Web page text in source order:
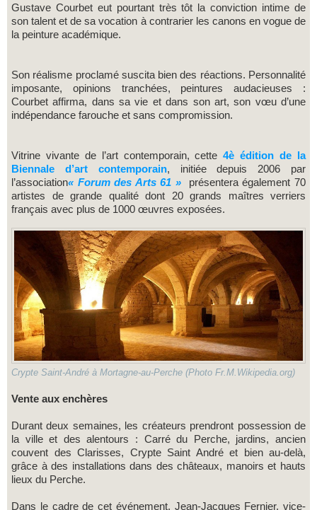
Gustave Courbet eut pourtant très tôt la conviction intime de
son talent et de sa vocation à contrarier les canons en vogue de
la peinture académique.
Son réalisme proclamé suscita bien des réactions. Personnalité
imposante, opinions tranchées, peintures audacieuses :
Courbet affirma, dans sa vie et dans son art, son vœu d’une
indépendance farouche et sans compromission.
Vitrine vivante de l’art contemporain, cette4è édition de la
Biennale d’art contemporain, initiée depuis 2006 par
l’association« Forum des Arts 61 »présentera également 70
artistes de grande qualité dont 20 grands maîtres verriers
français avec plus de 1000 œuvres exposées.
Crypte Saint-André à Mortagne-au-Perche (Photo Fr.M.Wikipedia.org)
Vente aux enchères
Durant deux semaines, les créateurs prendront possession de
la ville et des alentours : Carré du Perche, jardins, ancien
couvent des Clarisses, Crypte Saint André et bien au-delà,
grâce à des installations dans des châteaux, manoirs et hauts
lieux du Perche.
Dans le cadre de cet événement, Jean-Jacques Fernier, vice-